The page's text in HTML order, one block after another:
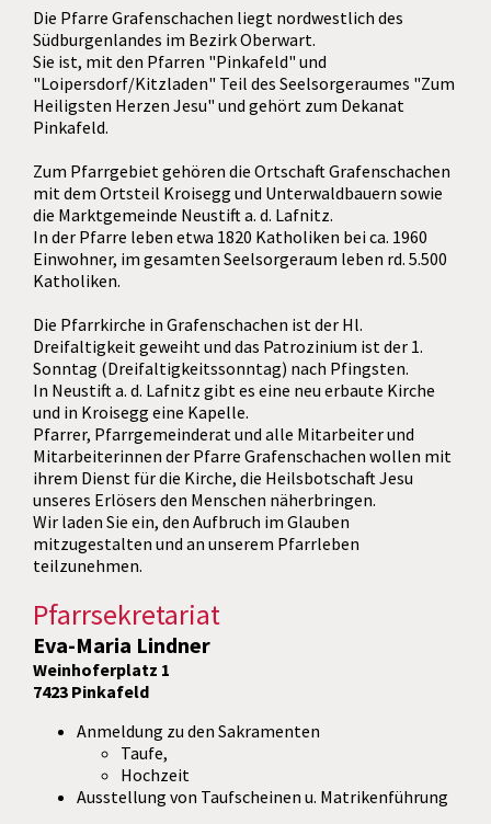
Die Pfarre Grafenschachen liegt nordwestlich des
Südburgenlandes im Bezirk Oberwart.
Sie ist, mit den Pfarren "Pinkafeld" und
"Loipersdorf/Kitzladen" Teil des Seelsorgeraumes "Zum
Heiligsten Herzen Jesu" und gehört zum Dekanat
Pinkafeld.
Zum Pfarrgebiet gehören die Ortschaft Grafenschachen
mit dem Ortsteil Kroisegg und Unterwaldbauern sowie
die Marktgemeinde Neustift a. d. Lafnitz.
In der Pfarre leben etwa 1820 Katholiken bei ca. 1960
Einwohner, im gesamten Seelsorgeraum leben rd. 5.500
Katholiken.
Die Pfarrkirche in Grafenschachen ist der Hl.
Dreifaltigkeit geweiht und das Patrozinium ist der 1.
Sonntag (Dreifaltigkeitssonntag) nach Pfingsten.
In Neustift a. d. Lafnitz gibt es eine neu erbaute Kirche
und in Kroisegg eine Kapelle.
Pfarrer, Pfarrgemeinderat und alle Mitarbeiter und
Mitarbeiterinnen der Pfarre Grafenschachen wollen mit
ihrem Dienst für die Kirche, die Heilsbotschaft Jesu
unseres Erlösers den Menschen näherbringen.
Wir laden Sie ein, den Aufbruch im Glauben
mitzugestalten und an unserem Pfarrleben
teilzunehmen.
Pfarrsekretariat
Eva-Maria Lindner
Weinhoferplatz 1
7423 Pinkafeld
Anmeldung zu den Sakramenten
Taufe,
Hochzeit
Ausstellung von Taufscheinen u. Matrikenführung